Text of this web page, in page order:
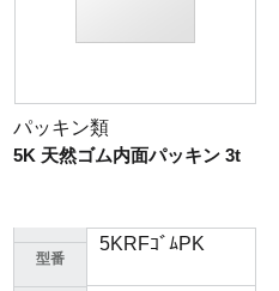
パッキン類
5K 天然ゴム内面パッキン 3t
型番
5KRFｺﾞﾑPK